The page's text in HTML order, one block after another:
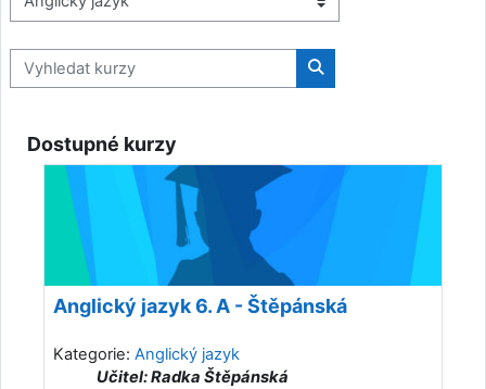
Kategorie kurzů
Vyhledat kurzy
Vyhledat kurzy
Dostupné kurzy
Anglický jazyk 6. A - Štěpánská
Kategorie: Anglický jazyk
Učitel: Radka Štěpánská